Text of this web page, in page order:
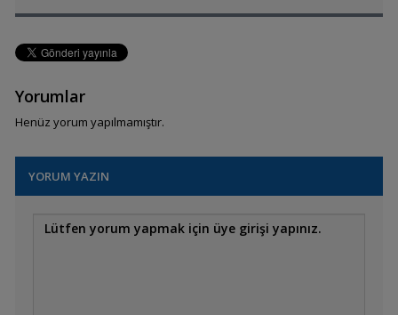
TETRARİUM
Yorumlar
Henüz yorum yapılmamıştır.
YORUM YAZIN